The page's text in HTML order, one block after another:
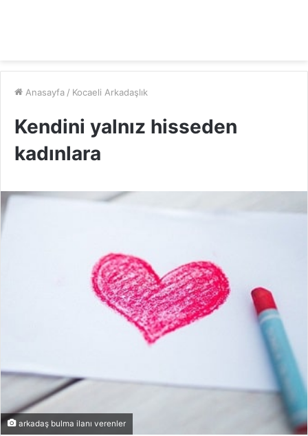
Anasayfa / Kocaeli Arkadaşlık
Kendini yalnız hisseden
kadınlara
arkadaş bulma ilanı verenler